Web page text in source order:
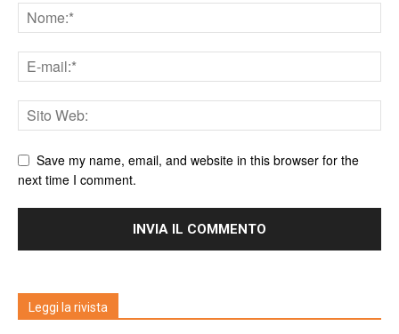
Save my name, email, and website in this browser for the
next time I comment.
Leggi la rivista